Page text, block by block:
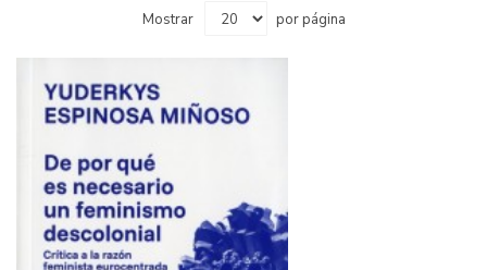
Mostrar por página